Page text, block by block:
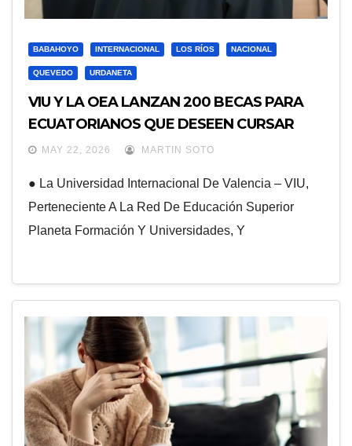
BABAHOYO INTERNACIONAL LOS RÍOS NACIONAL
QUEVEDO URDANETA
VIU Y LA OEA LANZAN 200 BECAS PARA
ECUATORIANOS QUE DESEEN CURSAR
MAESTRÍAS ONLINE CON CALIDAD
MAY 22, 2026 MARTIN SOTO
● La Universidad Internacional De Valencia – VIU,
Perteneciente A La Red De Educación Superior
Planeta Formación Y Universidades, Y